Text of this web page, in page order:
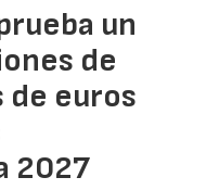
un
de
de euros
2027